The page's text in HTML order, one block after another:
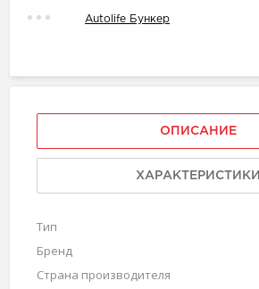
Autolife Бункер
ОПИСАНИЕ
ХАРАКТЕРИСТИКИ
Тип
Бренд
Страна производителя